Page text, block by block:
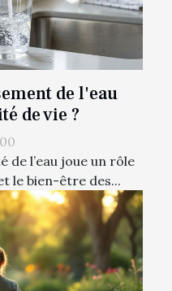
de l'eau
de vie ?
de l’eau joue un rôle
le bien-être des...